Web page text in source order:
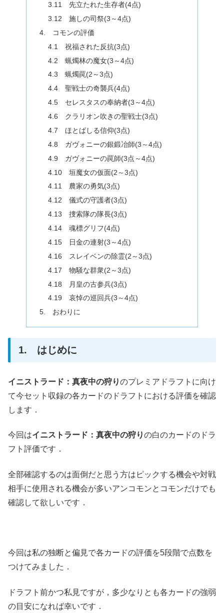
3.11 先立たれた生存者(4点)
3.12 施しの司祭(3～4点)
4. コモンの評価
4.1 祝福された反抗(3点)
4.2 蝋燭林の魔女(3～4点)
4.3 蝋燭罠(2～3点)
4.4 聖戦士の奇襲兵(4点)
4.5 セレスタスの奉納者(3～4点)
4.6 クラリオン吹きの聖戦士(3点)
4.7 ほとばしる信仰(3点)
4.8 ガヴォニーの銀鍛冶師(3～4点)
4.9 ガヴォニーの罠師(3点～4点)
4.10 垣魔女の仮面(2～3点)
4.11 農家の勇気(3点)
4.12 儀式の守護者(3点)
4.13 捜索隊の隊長(3点)
4.14 魂標グリフ(4点)
4.15 日金の連射(3～4点)
4.16 スレイベンの除霊(2～3点)
4.17 物騒な群衆(2～3点)
4.18 月皇の古参兵(3点)
4.19 哀悼の巡回兵(3～4点)
5. おわりに
1. はじめに
イニストラード：真夜中の狩りのプレミアドラフトに向け
て今セット収録の各カードのドラフトにおける評価を確認
します．
今回はイニストラード：真夜中の狩りの白のカードのドラ
フト評価です．
全部確認するのは面倒だと思う方はピックする機会や対戦
相手に使用される機会が多いアンコモンとコモンだけでも
確認して欲しいです．
今回は私の独断と偏見で各カードの評価を5段階で点数を
つけてみました．
ドラフト前かつ私見ですが，多少なりとも各カードの強弱
の目安になれば幸いです．